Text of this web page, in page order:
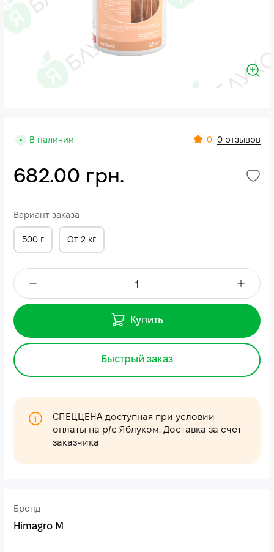
Бренд
Himagro M
В наличии 0 0 отзывов
682.00 грн.
Вариант заказа
500 г От 2 кг
Купить
Быстрый заказ
СПЕЦЦЕНА доступная при условии
оплаты на р/с Яблуком. Доставка за счет
заказчика